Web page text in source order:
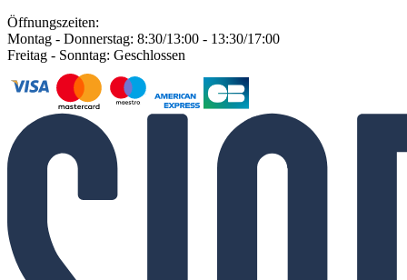
Öffnungszeiten:
Montag - Donnerstag: 8:30/13:00 - 13:30/17:00
Freitag - Sonntag: Geschlossen